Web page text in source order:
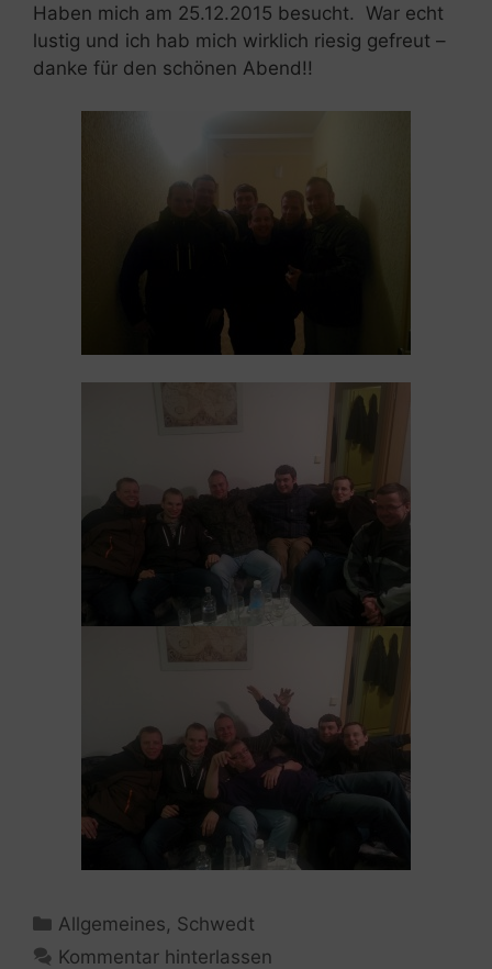
Haben mich am 25.12.2015 besucht. War echt
lustig und ich hab mich wirklich riesig gefreut –
danke für den schönen Abend!!
Kategorien
Allgemeines, Schwedt
Kommentar hinterlassen